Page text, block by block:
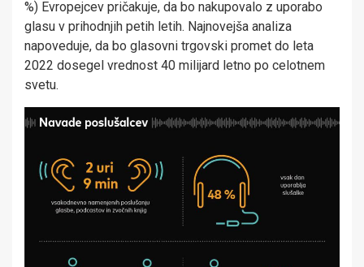
%) Evropejcev pričakuje, da bo nakupovalo z uporabo
glasu v prihodnjih petih letih. Najnovejša analiza
napoveduje, da bo glasovni trgovski promet do leta
2022 dosegel vrednost 40 milijard letno po celotnem
svetu.